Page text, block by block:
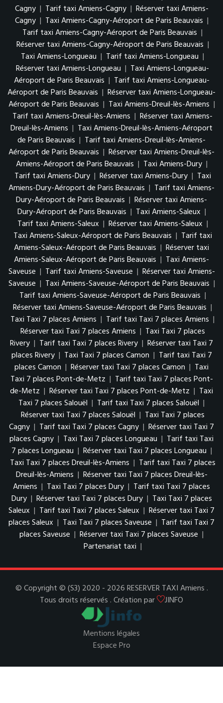
Cagny | Tarif taxi Amiens-Cagny | Réserver taxi Amiens-
Cagny | Taxi Amiens-Cagny-Aéroport de Paris Beauvais |
Tarif taxi Amiens-Cagny-Aéroport de Paris Beauvais |
Réserver taxi Amiens-Cagny-Aéroport de Paris Beauvais |
Taxi Amiens-Longueau | Tarif taxi Amiens-Longueau |
Réserver taxi Amiens-Longueau | Taxi Amiens-Longueau-
Aéroport de Paris Beauvais | Tarif taxi Amiens-Longueau-
Aéroport de Paris Beauvais | Réserver taxi Amiens-Longueau-
Aéroport de Paris Beauvais | Taxi Amiens-Dreuil-lès-Amiens |
Tarif taxi Amiens-Dreuil-lès-Amiens | Réserver taxi Amiens-
Dreuil-lès-Amiens | Taxi Amiens-Dreuil-lès-Amiens-Aéroport
de Paris Beauvais | Tarif taxi Amiens-Dreuil-lès-Amiens-
Aéroport de Paris Beauvais | Réserver taxi Amiens-Dreuil-lès-
Amiens-Aéroport de Paris Beauvais | Taxi Amiens-Dury |
Tarif taxi Amiens-Dury | Réserver taxi Amiens-Dury | Taxi
Amiens-Dury-Aéroport de Paris Beauvais | Tarif taxi Amiens-
Dury-Aéroport de Paris Beauvais | Réserver taxi Amiens-
Dury-Aéroport de Paris Beauvais | Taxi Amiens-Saleux |
Tarif taxi Amiens-Saleux | Réserver taxi Amiens-Saleux |
Taxi Amiens-Saleux-Aéroport de Paris Beauvais | Tarif taxi
Amiens-Saleux-Aéroport de Paris Beauvais | Réserver taxi
Amiens-Saleux-Aéroport de Paris Beauvais | Taxi Amiens-
Saveuse | Tarif taxi Amiens-Saveuse | Réserver taxi Amiens-
Saveuse | Taxi Amiens-Saveuse-Aéroport de Paris Beauvais |
Tarif taxi Amiens-Saveuse-Aéroport de Paris Beauvais |
Réserver taxi Amiens-Saveuse-Aéroport de Paris Beauvais |
Taxi Taxi 7 places Amiens | Tarif taxi Taxi 7 places Amiens |
Réserver taxi Taxi 7 places Amiens | Taxi Taxi 7 places
Rivery | Tarif taxi Taxi 7 places Rivery | Réserver taxi Taxi 7
places Rivery | Taxi Taxi 7 places Camon | Tarif taxi Taxi 7
places Camon | Réserver taxi Taxi 7 places Camon | Taxi
Taxi 7 places Pont-de-Metz | Tarif taxi Taxi 7 places Pont-
de-Metz | Réserver taxi Taxi 7 places Pont-de-Metz | Taxi
Taxi 7 places Salouël | Tarif taxi Taxi 7 places Salouël |
Réserver taxi Taxi 7 places Salouël | Taxi Taxi 7 places
Cagny | Tarif taxi Taxi 7 places Cagny | Réserver taxi Taxi 7
places Cagny | Taxi Taxi 7 places Longueau | Tarif taxi Taxi
7 places Longueau | Réserver taxi Taxi 7 places Longueau |
Taxi Taxi 7 places Dreuil-lès-Amiens | Tarif taxi Taxi 7 places
Dreuil-lès-Amiens | Réserver taxi Taxi 7 places Dreuil-lès-
Amiens | Taxi Taxi 7 places Dury | Tarif taxi Taxi 7 places
Dury | Réserver taxi Taxi 7 places Dury | Taxi Taxi 7 places
Saleux | Tarif taxi Taxi 7 places Saleux | Réserver taxi Taxi 7
places Saleux | Taxi Taxi 7 places Saveuse | Tarif taxi Taxi 7
places Saveuse | Réserver taxi Taxi 7 places Saveuse |
Partenariat taxi |
© Copyright © (S3) 2020 - 2026 RESERVER TAXI Amiens .
Tous droits réservés . Création par
JINFO
Mentions légales
Espace Pro